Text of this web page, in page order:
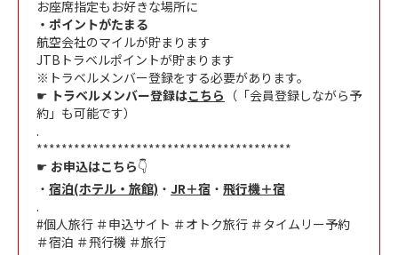
お座席指定もお好きな場所に
・ポイントがたまる
航空会社のマイルが貯まります
JTBトラベルポイントが貯まります
※トラベルメンバー登録をする必要があります。
☛ トラベルメンバー登録はこちら （「会員登録しながら予
約」も可能です）
.
*****************************************
☛ お申込はこちら👇
・ 宿泊(ホテル・旅館) ・ JR＋宿 ・ 飛行機＋宿
.
#個人旅行 ＃申込サイト ＃オトク旅行 ＃タイムリー予約
＃宿泊 ＃飛行機 ＃旅行